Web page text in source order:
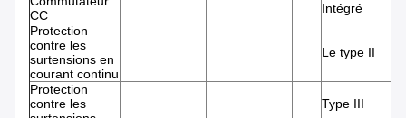
CC
Intégré
Protection
contre les
surtensions en
courant continu
Le type II
Protection
contre les
Type III